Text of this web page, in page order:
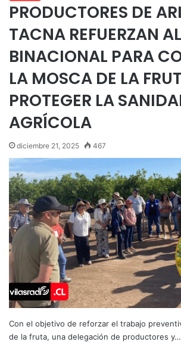
PRODUCTORES DE
TACNA REFUERZAN
BINACIONAL PARA
LA MOSCA DE LA
PROTEGER LA
AGRÍCOLA
diciembre 21, 2025 467
Con el objetivo de reforzar el trabajo
de la fruta, una delegación de productores y…